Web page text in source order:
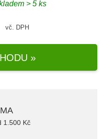
> 5 ks
vč. DPH
»
1.500 Kč